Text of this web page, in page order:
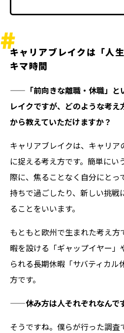
キャリアブレイクは「人
キマ時間
——「前向きな離職・休職」と
レイクですが、どのような考
から教えていただけますか？
キャリアブレイクは、キャリ
に捉える考え方です。簡単にい
際に、焦ることなく自分にと
持ちで過ごしたり、新しい挑戦
ることをいいます。
もともと欧州で生まれた考え方
暇を設ける「ギャップイヤー
られる長期休暇「サバティカル
方です。
——休み方は人それぞれなんで
そうですね。僕らが行った調